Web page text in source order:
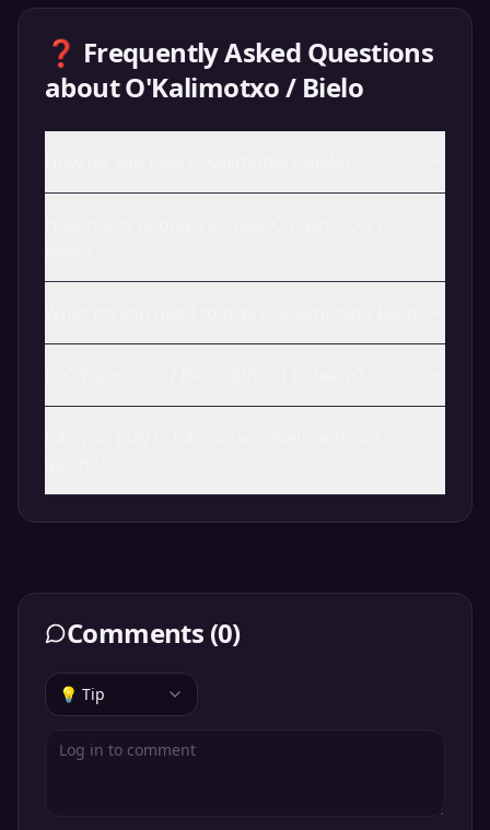
❓ Frequently Asked Questions
aboutO'Kalimotxo / Bielo
Comments (0)
💡 Tip